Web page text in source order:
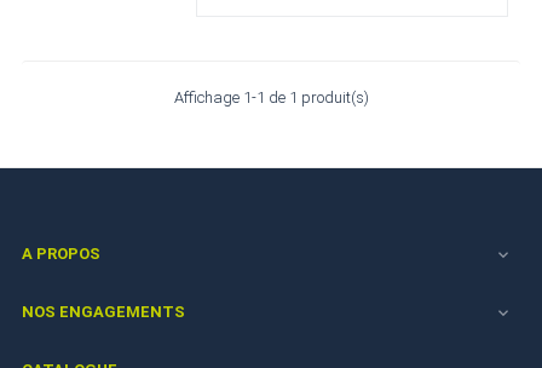
Affichage 1-1 de 1 produit(s)
A PROPOS 
NOS ENGAGEMENTS 